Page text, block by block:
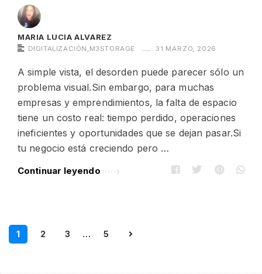
MARIA LUCIA ALVAREZ
DIGITALIZACIÓN , M3STORAGE 31 MARZO, 2026
A simple vista, el desorden puede parecer sólo un
problema visual.Sin embargo, para muchas
empresas y emprendimientos, la falta de espacio
tiene un costo real: tiempo perdido, operaciones
ineficientes y oportunidades que se dejan pasar.Si
tu negocio está creciendo pero …
Continuar leyendo
N
1 2 3 … 5